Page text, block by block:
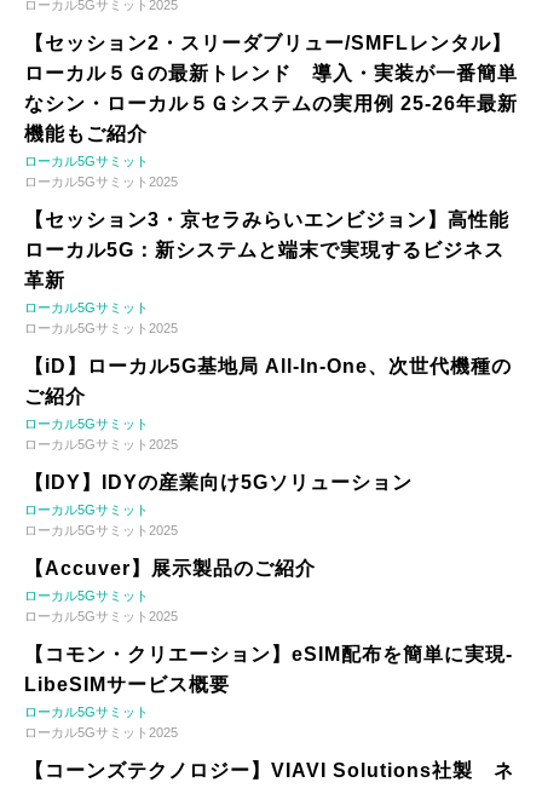
ローカル5Gサミット2025
【セッション2・スリーダブリュー/SMFLレンタル】
ローカル５Ｇの最新トレンド 導入・実装が一番簡単
なシン・ローカル５Ｇシステムの実用例 25-26年最新
機能もご紹介
ローカル5Gサミット
ローカル5Gサミット2025
【セッション3・京セラみらいエンビジョン】高性能
ローカル5G：新システムと端末で実現するビジネス
革新
ローカル5Gサミット
ローカル5Gサミット2025
【iD】ローカル5G基地局 All-In-One、次世代機種の
ご紹介
ローカル5Gサミット
ローカル5Gサミット2025
【IDY】IDYの産業向け5Gソリューション
ローカル5Gサミット
ローカル5Gサミット2025
【Accuver】展示製品のご紹介
ローカル5Gサミット
ローカル5Gサミット2025
【コモン・クリエーション】eSIM配布を簡単に実現-
LibeSIMサービス概要
ローカル5Gサミット
ローカル5Gサミット2025
【コーンズテクノロジー】VIAVI Solutions社製 ネ